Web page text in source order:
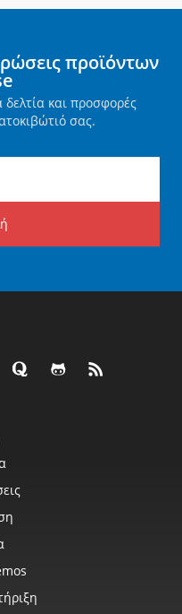
προϊόντων
και προσφορές
σας.